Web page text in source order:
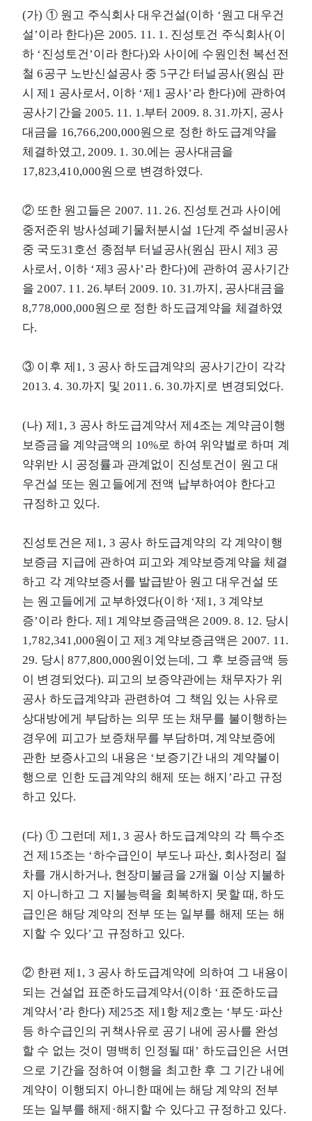
(가) ① 원고 주식회사 대우건설(이하 ‘원고 대우건
설’이라 한다)은 2005. 11. 1. 진성토건 주식회사(이
하 ‘진성토건’이라 한다)와 사이에 수원인천 복선전
철 6공구 노반신설공사 중 5구간 터널공사(원심 판
시 제1 공사로서, 이하 ‘제1 공사’라 한다)에 관하여
공사기간을 2005. 11. 1.부터 2009. 8. 31.까지, 공사
대금을 16,766,200,000원으로 정한 하도급계약을
체결하였고, 2009. 1. 30.에는 공사대금을
17,823,410,000원으로 변경하였다.
② 또한 원고들은 2007. 11. 26. 진성토건과 사이에
중저준위 방사성폐기물처분시설 1단계 주설비공사
중 국도31호선 종점부 터널공사(원심 판시 제3 공
사로서, 이하 ‘제3 공사’라 한다)에 관하여 공사기간
을 2007. 11. 26.부터 2009. 10. 31.까지, 공사대금을
8,778,000,000원으로 정한 하도급계약을 체결하였
다.
③ 이후 제1, 3 공사 하도급계약의 공사기간이 각각
2013. 4. 30.까지 및 2011. 6. 30.까지로 변경되었다.
(나) 제1, 3 공사 하도급계약서 제4조는 계약금이행
보증금을 계약금액의 10%로 하여 위약벌로 하며 계
약위반 시 공정률과 관계없이 진성토건이 원고 대
우건설 또는 원고들에게 전액 납부하여야 한다고
규정하고 있다.
진성토건은 제1, 3 공사 하도급계약의 각 계약이행
보증금 지급에 관하여 피고와 계약보증계약을 체결
하고 각 계약보증서를 발급받아 원고 대우건설 또
는 원고들에게 교부하였다(이하 ‘제1, 3 계약보
증’이라 한다. 제1 계약보증금액은 2009. 8. 12. 당시
1,782,341,000원이고 제3 계약보증금액은 2007. 11.
29. 당시 877,800,000원이었는데, 그 후 보증금액 등
이 변경되었다). 피고의 보증약관에는 채무자가 위
공사 하도급계약과 관련하여 그 책임 있는 사유로
상대방에게 부담하는 의무 또는 채무를 불이행하는
경우에 피고가 보증채무를 부담하며, 계약보증에
관한 보증사고의 내용은 ‘보증기간 내의 계약불이
행으로 인한 도급계약의 해제 또는 해지’라고 규정
하고 있다.
(다) ① 그런데 제1, 3 공사 하도급계약의 각 특수조
건 제15조는 ‘하수급인이 부도나 파산, 회사정리 절
차를 개시하거나, 현장미불금을 2개월 이상 지불하
지 아니하고 그 지불능력을 회복하지 못할 때, 하도
급인은 해당 계약의 전부 또는 일부를 해제 또는 해
지할 수 있다’고 규정하고 있다.
② 한편 제1, 3 공사 하도급계약에 의하여 그 내용이
되는 건설업 표준하도급계약서(이하 ‘표준하도급
계약서’라 한다) 제25조 제1항 제2호는 ‘부도·파산
등 하수급인의 귀책사유로 공기 내에 공사를 완성
할 수 없는 것이 명백히 인정될 때’ 하도급인은 서면
으로 기간을 정하여 이행을 최고한 후 그 기간 내에
계약이 이행되지 아니한 때에는 해당 계약의 전부
또는 일부를 해제·해지할 수 있다고 규정하고 있다.